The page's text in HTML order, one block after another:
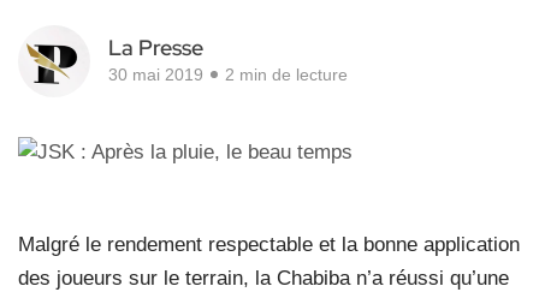
La Presse
30 mai 2019 2 min de lecture
Malgré le rendement respectable et la bonne application
des joueurs sur le terrain, la Chabiba n’a réussi qu’une